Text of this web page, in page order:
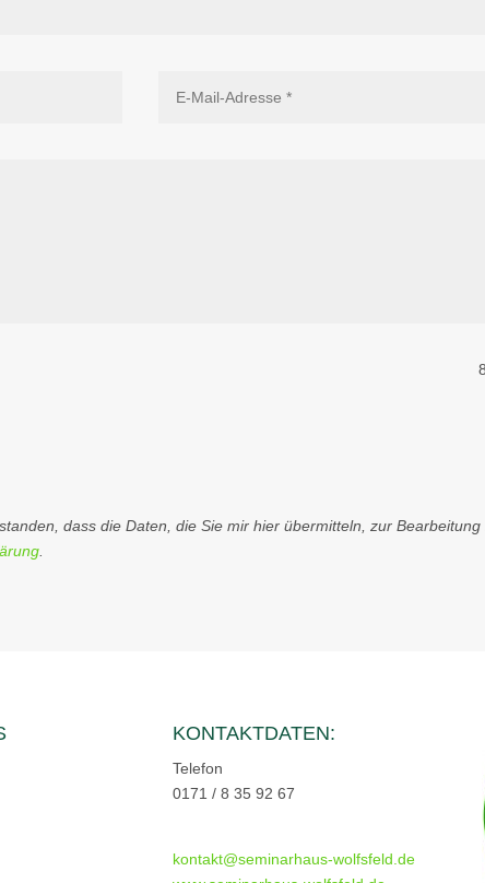
dass die Daten, die Sie mir hier übermitteln, zur
KONTAKTDATEN:
Telefon
0171 / 8 35 92 67
kontakt@seminarhaus-wolfsfeld.de